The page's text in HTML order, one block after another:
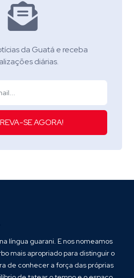
da Guatá e receba
diárias.
SE AGORA!
língua guarani. E nos nomeamos
mais apropriado para distinguir o
de conhecer a força das próprias